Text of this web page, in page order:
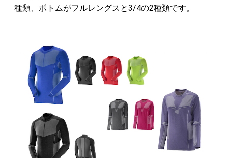
種類、ボトムがフルレングスと3/4の2種類です。